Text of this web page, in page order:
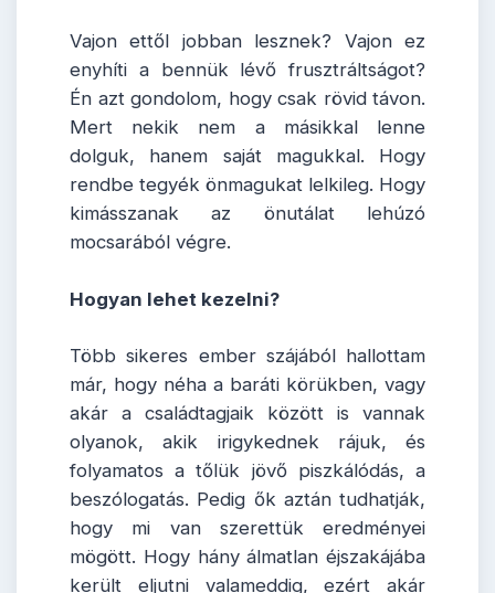
Vajon ettől jobban lesznek? Vajon ez
enyhíti a bennük lévő frusztráltságot?
Én azt gondolom, hogy csak rövid távon.
Mert nekik nem a másikkal lenne
dolguk, hanem saját magukkal. Hogy
rendbe tegyék önmagukat lelkileg. Hogy
kimásszanak az önutálat lehúzó
mocsarából végre.
Hogyan lehet kezelni?
Több sikeres ember szájából hallottam
már, hogy néha a baráti körükben, vagy
akár a családtagjaik között is vannak
olyanok, akik irigykednek rájuk, és
folyamatos a tőlük jövő piszkálódás, a
beszólogatás. Pedig ők aztán tudhatják,
hogy mi van szerettük eredményei
mögött. Hogy hány álmatlan éjszakájába
került eljutni valameddig, ezért akár